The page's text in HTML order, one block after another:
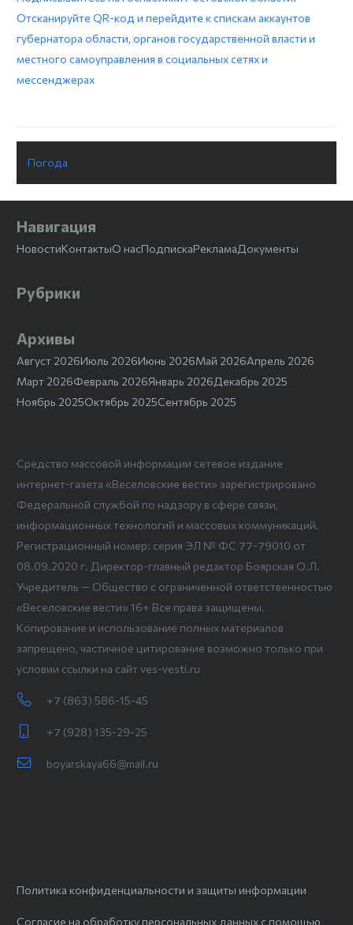
Отсканируйте QR-код и перейдите к спискам аккаунтов
губернатора области, органов государственной власти и
местного самоуправления в социальных сетях и
мессенджерах
Погода
Навигация
НовостиКонтактыО насПодпискаРекламаДокументы
Рубрики
Архивы
Август 2026Июль 2026Июнь 2026Май 2026Апрель 2026
Март 2026Февраль 2026Январь 2026Декабрь 2025
Ноябрь 2025Октябрь 2025Сентябрь 2025
Средство массовой информации сетевое издание
интернет-газета «Веселовские вести» зарегистрировано
Федеральной службой по надзору в сфере связи,
информационных технологий и массовых коммуникаций.
Регистрационный номер: серия ЭЛ № ФС 77-79010 от
08.09.2020 г. Директор-главный редактор Боярская О.Л.
Учредитель — Общество с ограниченной ответственностью
«Веселовские вести» 16+ Все права защищены.
Копирование и использование полных материалов
запрещено, частичное цитирование возможно только при
условии ссылки на сайт ves-vesti.ru
+7 (863) 586-15-45
+7 (928) 135-29-25
boyarskaya66@mail.ru
Политика конфиденциальности и защиты информации
Согласие на обработку персональных данных с помощью